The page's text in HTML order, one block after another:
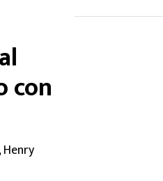
NFL
con